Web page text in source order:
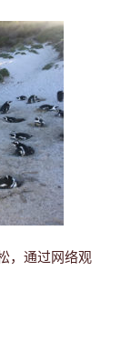
，通过网络观